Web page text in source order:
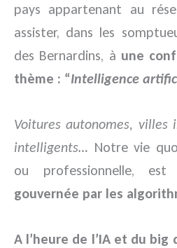
pays appartenant au
assister, dans les
des Bernardins, à une
thème : “Intelligence
Voitures autonomes, villes
intelligents… Notre vie
ou professionnelle,
gouvernée par les
A l’heure de l’IA et du